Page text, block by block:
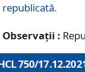
republicată.
Observații :
750/